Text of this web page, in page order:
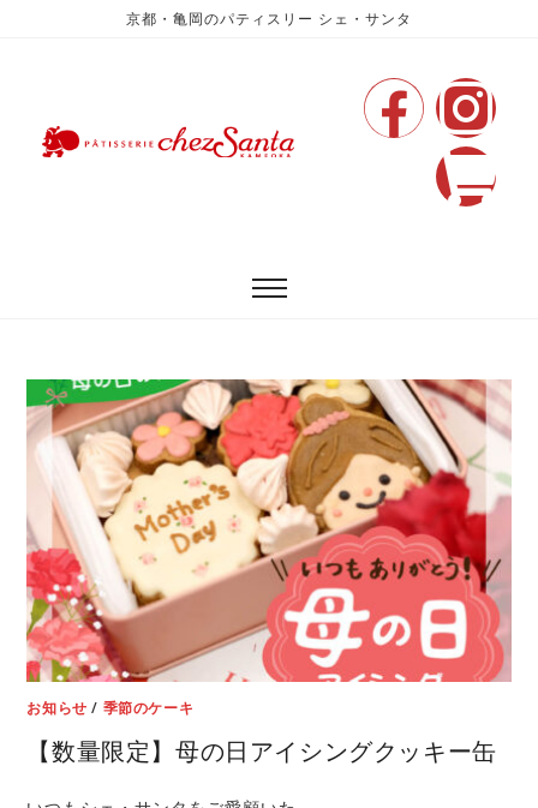
京都・亀岡のパティスリー シェ・サンタ
お知らせ / 季節のケーキ
【数量限定】母の日アイシングクッキー缶